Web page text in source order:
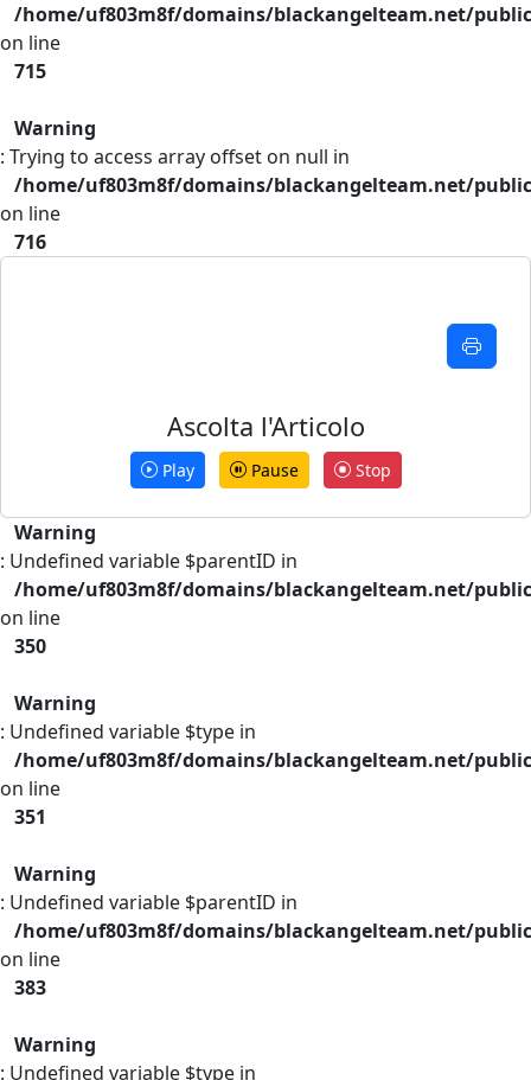
/home/uf803m8f/domains/blackangelteam.net/
on line
715
Warning
: Trying to access array offset on null in
/home/uf803m8f/domains/blackangelteam.net/
on line
716
Ascolta l'Articolo
Play Pause Stop
Warning
: Undefined variable $parentID in
/home/uf803m8f/domains/blackangelteam.net/
on line
350
Warning
: Undefined variable $type in
/home/uf803m8f/domains/blackangelteam.net/
on line
351
Warning
: Undefined variable $parentID in
/home/uf803m8f/domains/blackangelteam.net/
on line
383
Warning
: Undefined variable $type in